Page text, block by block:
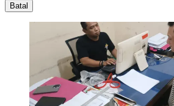
Batal